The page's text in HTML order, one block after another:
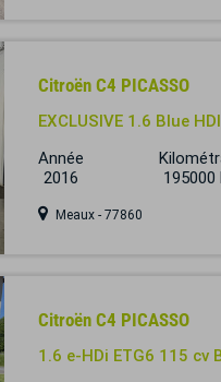
Citroën C4 PICASSO
EXCLUSIVE 1.6 Blue
Année
2016
195000
Meaux - 77860
Citroën C4 PICASSO
1.6 e-HDi ETG6 115 cv